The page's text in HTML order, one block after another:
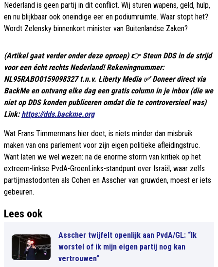
Nederland is geen partij in dit conflict. Wij sturen wapens, geld, hulp,
en nu blijkbaar ook oneindige eer en podiumruimte. Waar stopt het?
Wordt Zelensky binnenkort minister van Buitenlandse Zaken?
(Artikel gaat verder onder deze oproep) 👉 Steun DDS in de strijd
voor een écht rechts Nederland! Rekeningnummer:
NL95RABO0159098327 t.n.v. Liberty Media ✅ Doneer direct via
BackMe en ontvang elke dag een gratis column in je inbox (die we
niet op DDS konden publiceren omdat die te controversieel was)
Link:https://dds.backme.org
Wat Frans Timmermans hier doet, is niets minder dan misbruik
maken van ons parlement voor zijn eigen politieke afleidingstruc.
Want laten we wel wezen: na de enorme storm van kritiek op het
extreem-linkse PvdA-GroenLinks-standpunt over Israël, waar zelfs
partijmastodonten als Cohen en Asscher van gruwden, moest er iets
gebeuren.
Lees ook
Asscher twijfelt openlijk aan PvdA/GL: “Ik
worstel of ik mijn eigen partij nog kan
vertrouwen”